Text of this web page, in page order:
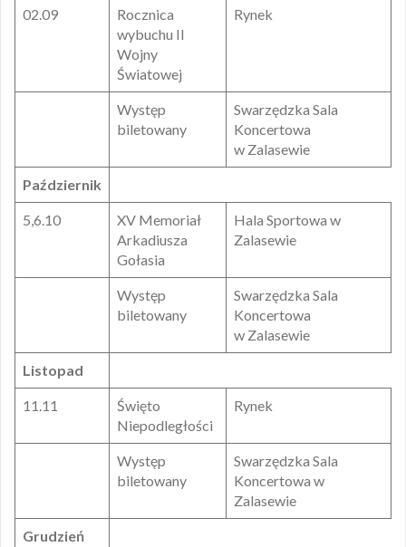
02.09
Rocznica
wybuchu II
Wojny
Światowej
Rynek
Występ
biletowany
Swarzędzka Sala
Koncertowa
w Zalasewie
Październik
5,6.10
XV Memoriał
Arkadiusza
Gołasia
Hala Sportowa w
Zalasewie
Występ
biletowany
Swarzędzka Sala
Koncertowa
w Zalasewie
Listopad
11.11
Święto
Niepodległości
Rynek
Występ
biletowany
Swarzędzka Sala
Koncertowa w
Zalasewie
Grudzień